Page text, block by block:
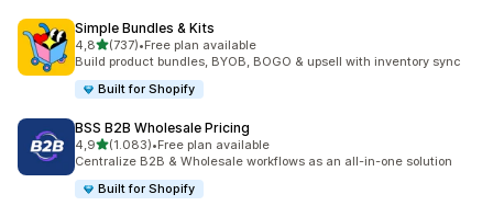
Simple Bundles & Kits
4,8de 5 estrelas
(737)
737 total de avaliações
•Free plan available
Build product bundles, BYOB, BOGO & upsell with inventory sync
Built for Shopify
BSS B2B Wholesale Pricing
4,9de 5 estrelas
(1.083)
1083 total de avaliações
•Free plan available
Centralize B2B & Wholesale workflows as an all-in-one solution
Built for Shopify